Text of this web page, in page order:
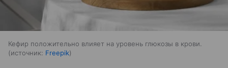
Кефир положительно влияет на уровень глюкозы в крови.
источник: Freepik